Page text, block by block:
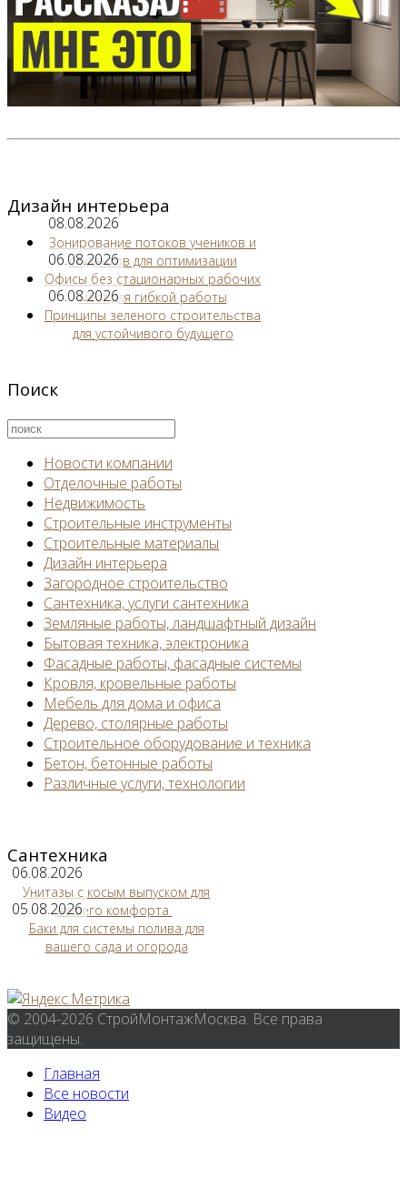
Дизайн интерьера
08.08.2026
Зонирование потоков учеников и
студентов для оптимизации
06.08.2026
Офисы без стационарных рабочих
мест для гибкой работы
06.08.2026
Принципы зеленого строительства
для устойчивого будущего
Поиск
Новости компании
Отделочные работы
Недвижимость
Строительные инструменты
Строительные материалы
Дизайн интерьера
Загородное строительство
Сантехника, услуги сантехника
Земляные работы, ландшафтный дизайн
Бытовая техника, электроника
Фасадные работы, фасадные системы
Кровля, кровельные работы
Мебель для дома и офиса
Дерево, столярные работы
Строительное оборудование и техника
Бетон, бетонные работы
Различные услуги, технологии
Сантехника
06.08.2026
Унитазы с косым выпуском для
вашего комфорта
05.08.2026
Баки для системы полива для
вашего сада и огорода
© 2004-2026 СтройМонтажМосква. Все права
защищены.
Главная
Все новости
Видео